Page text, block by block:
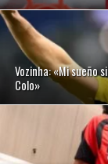
Vozinha: «Mi sueño
Colo»